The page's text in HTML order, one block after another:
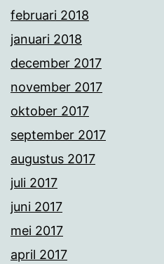
februari 2018
januari 2018
december 2017
november 2017
oktober 2017
september 2017
augustus 2017
juli 2017
juni 2017
mei 2017
april 2017